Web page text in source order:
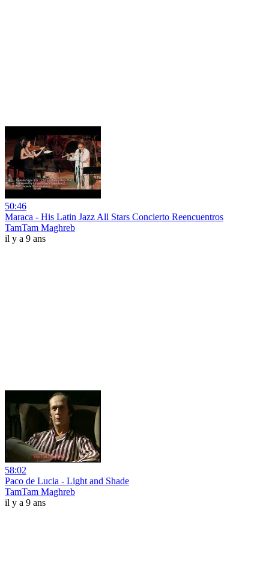
50:46
Maraca - His Latin Jazz All Stars Concierto Reencuentros
TamTam Maghreb
il y a 9 ans
58:02
Paco de Lucia - Light and Shade
TamTam Maghreb
il y a 9 ans